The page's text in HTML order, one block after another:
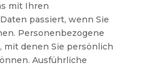
mit Ihren
passiert, wenn Sie
Personenbezogene
mit denen Sie persönlich
Ausführliche